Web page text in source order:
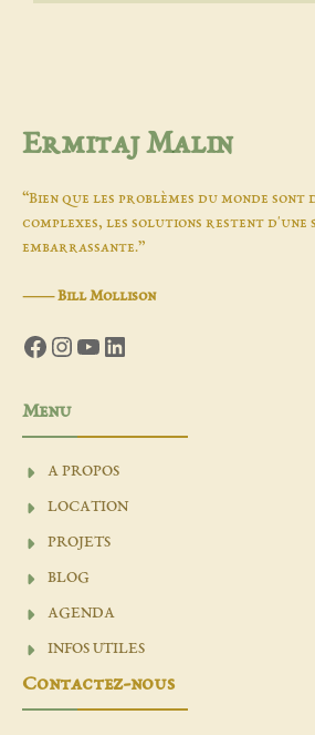
Ermitaj Malin
“Bien que les problèmes du monde sont
complexes, les solutions restent d'une
embarrassante.”
―Bill Mollison
Facebook
Instagram
YouTube
LinkedIn
Menu
A PROPOS
LOCATION
PROJETS
BLOG
AGENDA
INFOS UTILES
Contactez-nous